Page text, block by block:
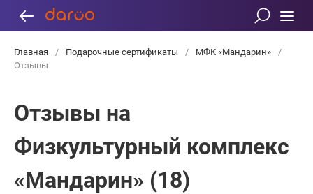
Главная / Подарочные сертификаты / МФК «Мандарин»
/
Отзывы
Отзывы на
Физкультурный комплекс
«Мандарин» (18)